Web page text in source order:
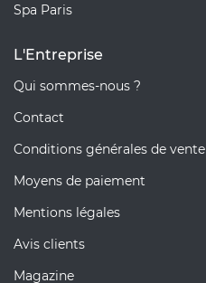
Spa Paris
L'Entreprise
Qui sommes-nous ?
Contact
Conditions générales de vente
Moyens de paiement
Mentions légales
Avis clients
Magazine